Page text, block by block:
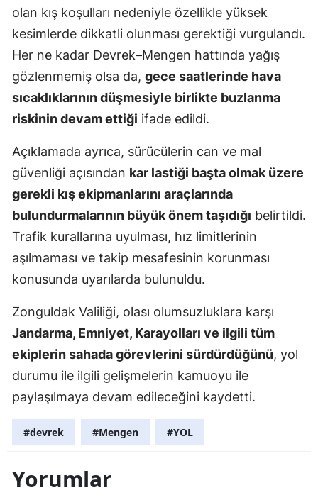
olan kış koşulları nedeniyle özellikle yüksek
kesimlerde dikkatli olunması gerektiği vurgulandı.
Her ne kadar Devrek–Mengen hattında yağış
gözlenmemiş olsa da, gece saatlerinde hava
sıcaklıklarının düşmesiyle birlikte buzlanma
riskinin devam ettiği ifade edildi.
Açıklamada ayrıca, sürücülerin can ve mal
güvenliği açısından kar lastiği başta olmak üzere
gerekli kış ekipmanlarını araçlarında
bulundurmalarının büyük önem taşıdığı belirtildi.
Trafik kurallarına uyulması, hız limitlerinin
aşılmaması ve takip mesafesinin korunması
konusunda uyarılarda bulunuldu.
Zonguldak Valiliği, olası olumsuzluklara karşı
Jandarma, Emniyet, Karayolları ve ilgili tüm
ekiplerin sahada görevlerini sürdürdüğünü, yol
durumu ile ilgili gelişmelerin kamuoyu ile
paylaşılmaya devam edileceğini kaydetti.
#devrek #Mengen #YOL
Yorumlar